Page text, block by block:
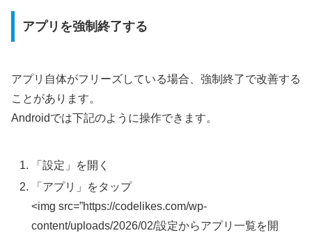
アプリを強制終了する
アプリ自体がフリーズしている場合、強制終了で改善する
ことがあります。
Androidでは下記のように操作できます。
「設定」を開く
「アプリ」をタップ
<img src=”https://codelikes.com/wp-
content/uploads/2026/02/設定からアプリ一覧を開